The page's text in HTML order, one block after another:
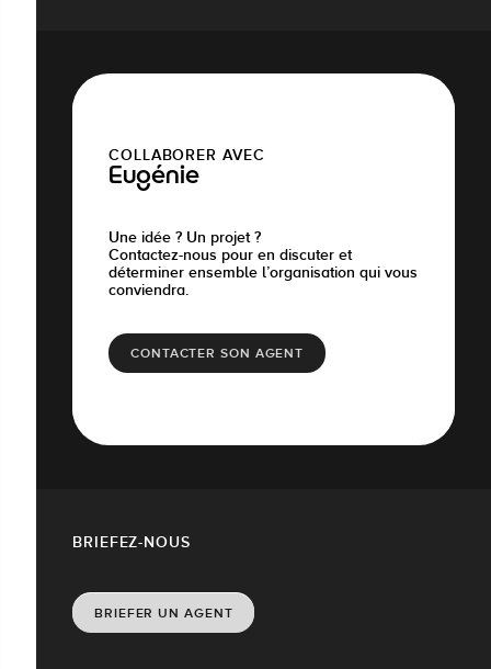
COLLABORER AVEC
Eugénie
Une idée ? Un projet ?
Contactez-nous pour en discuter et
déterminer ensemble l’organisation qui vous
conviendra.
CONTACTER SON AGENT
BRIEFEZ-NOUS
BRIEFER UN AGENT